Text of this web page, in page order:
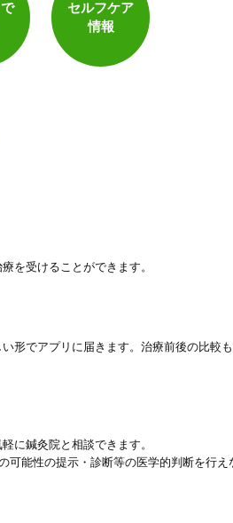
セルフケア
情報
を受けることができます。
形でアプリに届きます。治療前後の比較
に鍼灸院と相談できます。
能性の提示・診断等の医学的判断を行え